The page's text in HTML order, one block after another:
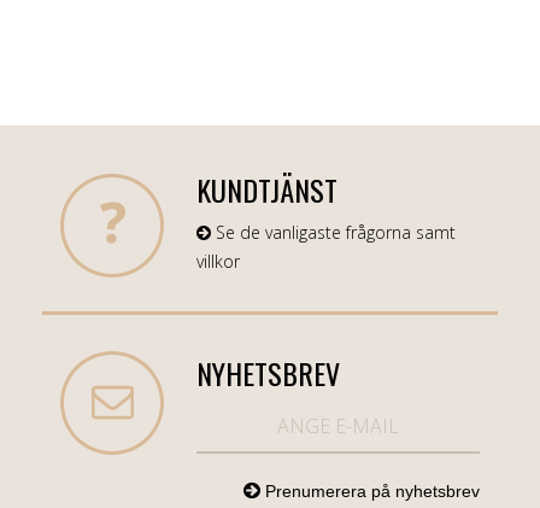
KUNDTJÄNST
Se de vanligaste frågorna samt
villkor
NYHETSBREV